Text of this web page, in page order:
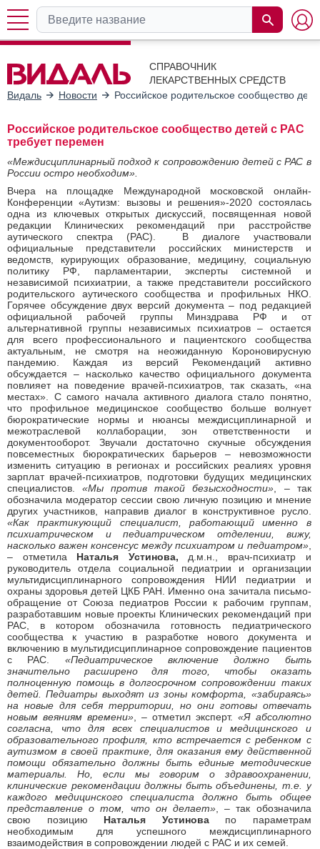
СПРАВОЧНИК
ЛЕКАРСТВЕННЫХ СРЕДСТВ
Видаль
Новости Российское родительское сообщество
Российское родительское сообщество детей c РАС
требует перемен
«Междисциплинарный подход к сопровождению детей с РАС в
России остро необходим».
Вчера на площадке Международной московской онлайн-
Конференции «Аутизм: вызовы и решения»-2020 состоялась
одна из ключевых открытых дискуссий, посвященная новой
редакции Клинических рекомендаций при расстройстве
аутического спектра (РАС). В диалоге участвовали
официальные представители российских министерств и
ведомств, курирующих образование, медицину, социальную
политику РФ, парламентарии, эксперты системной и
независимой психиатрии, а также представители российского
родительского аутического сообщества и профильных НКО.
Горячее обсуждение двух версий документа – под редакцией
официальной рабочей группы Минздрава РФ и от
альтернативной группы независимых психиатров – остается
для всего профессионального и пациентского сообщества
актуальным, не смотря на неожиданную Короновирусную
пандемию. Каждая из версий Рекомендаций активно
обсуждается – насколько качество официального документа
повлияет на поведение врачей-психиатров, так сказать, «на
местах». С самого начала активного диалога стало понятно,
что профильное медицинское сообщество больше волнует
бюрократические нормы и нюансы междисциплинарной и
межотраслевой коллаборации, зон ответственности и
документооборот. Звучали достаточно скучные обсуждения
повсеместных бюрократических барьеров – невозможности
изменить ситуацию в регионах и российских реалиях уровня
зарплат врачей-психиатров, подготовки будущих медицинских
специалистов.«Мы против такой безысходности» , – так
обозначила модератор сессии свою личную позицию и мнение
других участников, направив диалог в конструктивное русло.
«Как практикующий специалист, работающий именно в
психиатрическом и педиатрическом отделении, вижу,
насколько важен консенсус между психиатром и педиатром»,
– отметила Наталья Устинова, д.м.н., врач-психиатр и
руководитель отдела социальной педиатрии и организации
мультидисциплинарного сопровождения НИИ педиатрии и
охраны здоровья детей ЦКБ РАН. Именно она зачитала письмо-
обращение от Союза педиатров России к рабочим группам,
разработавшим новые проекты Клинических рекомендаций при
РАС, в котором обозначила готовность педиатрического
сообщества к участию в разработке нового документа и
включению в мультидисциплинарное сопровождение пациентов
с РАС. «Педиатрическое включение должно быть
значительно расширено для того, чтобы оказать
полноценную помощь в долгосрочном сопровождении таких
детей. Педиатры выходят из зоны комфорта, «забираясь»
на новые для себя территории, но они готовы отвечать
новым веяниям времени», – отметил эксперт. «Я абсолютно
согласна, что для всех специалистов и медицинского и
образовательного профиля, кто встречается с ребенком с
аутизмом в своей практике, для оказания ему действенной
помощи обязательно должны быть единые методические
материалы. Но, если мы говорим о здравоохранении,
клинические рекомендации должны быть объединены, т.е. у
каждого медицинского специалиста должно быть общее
представление о том, что он делает» , – так обозначила
свою позицию Наталья Устиновапо параметрам
необходимым для успешного междисциплинарного
взаимодействия в сопровождении людей с РАС и их семей.